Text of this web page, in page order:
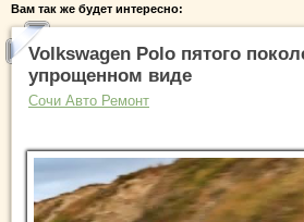
Вам так же будет интересно:
Volkswagen Polo пятого
упрощенном виде
Сочи Авто Ремонт